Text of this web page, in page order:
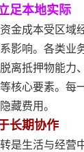
足本地实际
金成本受区域
影响。各类业
离抵押物能力
核心要素。每
藏费用。
长期协作
是生活与经营